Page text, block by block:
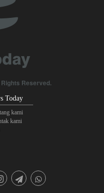
Iran Opsi Realistis Akhiri
Menipisnya Rudal
Rights Reserved.
Today
kami
kami